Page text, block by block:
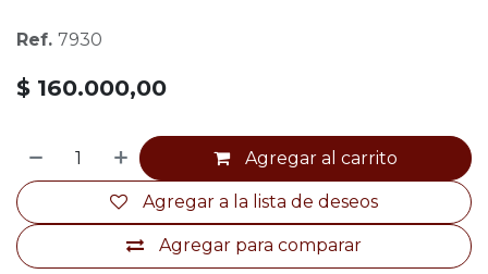
Ref. 7930
$ 160.000,00
Agregar al carrito
Agregar para comparar
Agregar a la lista de deseos